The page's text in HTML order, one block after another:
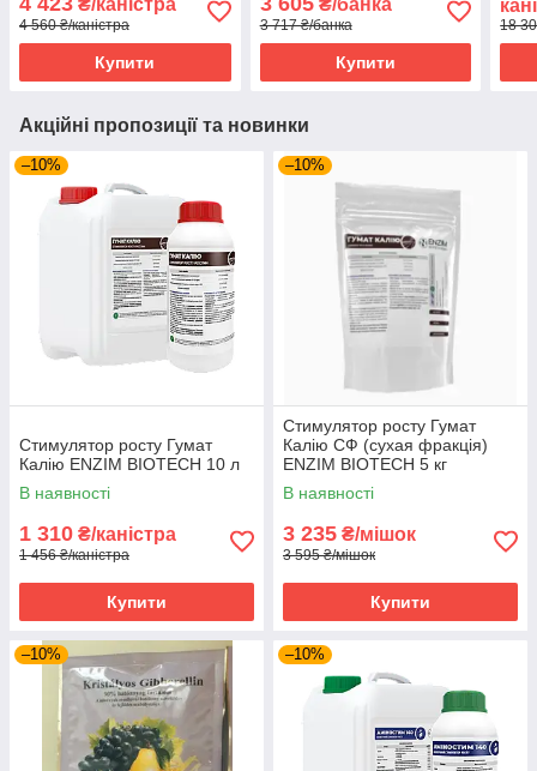
4 560 ₴/каністра
Купити
3 717 ₴/банка
Купити
18
Акційні пропозиції та новинки
–10%
Стимулятор росту Гумат
Калію ENZIM BIOTECH 10 л
В наявності
1 310 ₴/каністра
1 456 ₴/каністра
Купити
–10%
Стимулятор росту Гумат
Калію СФ (сухая фракція)
ENZIM BIOTECH 5 кг
В наявності
3 235 ₴/мішок
3 595 ₴/мішок
Купити
–10% –10%